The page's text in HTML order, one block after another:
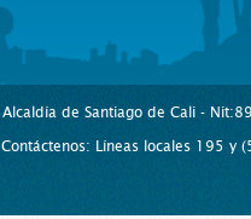
Alcaldía de Santiago de Cali -
Contáctenos: Líneas locales 195